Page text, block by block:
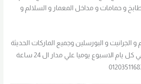
و حمامات و مداخل المعمار و السلالم و
و الجرانيت و البورسلين وجميع الماركات الحديثة
شركة المصطفي متاحة في كل يام الاسبوع يوميا علي مدار ال 24 ساعة